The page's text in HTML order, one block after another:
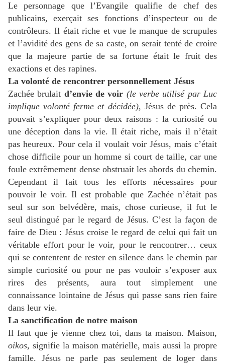
Le personnage que l’Evangile qualifie de chef des
publicains, exerçait ses fonctions d’inspecteur ou de
contrôleurs. Il était riche et vue le manque de scrupules
et l’avidité des gens de sa caste, on serait tenté de croire
que la majeure partie de sa fortune était le fruit des
exactions et des rapines.
La volonté de rencontrer personnellement Jésus
Zachée brulait d’envie de voir (le verbe utilisé par Luc
implique volonté ferme et décidée), Jésus de près. Cela
pouvait s’expliquer pour deux raisons : la curiosité ou
une déception dans la vie. Il était riche, mais il n’était
pas heureux. Pour cela il voulait voir Jésus, mais c’était
chose difficile pour un homme si court de taille, car une
foule extrêmement dense obstruait les abords du chemin.
Cependant il fait tous les efforts nécessaires pour
pouvoir le voir. Il est probable que Zachée n’était pas
seul sur son belvédère, mais, chose curieuse, il fut le
seul distingué par le regard de Jésus. C’est la façon de
faire de Dieu : Jésus croise le regard de celui qui fait un
véritable effort pour le voir, pour le rencontrer… ceux
qui se contentent de rester en silence dans le chemin par
simple curiosité ou pour ne pas vouloir s’exposer aux
rires des présents, aura tout simplement une
connaissance lointaine de Jésus qui passe sans rien faire
dans leur vie.
La sanctification de notre maison
Il faut que je vienne chez toi, dans ta maison. Maison,
oikos, signifie la maison matérielle, mais aussi la propre
famille. Jésus ne parle pas seulement de loger dans